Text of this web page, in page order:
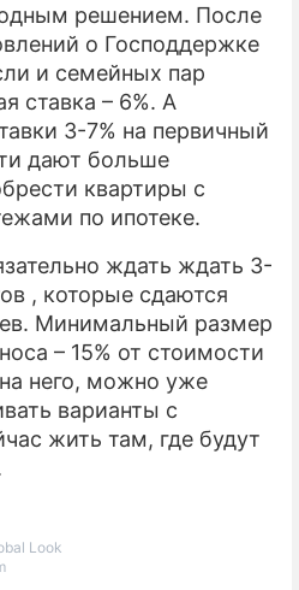
решением. После
о Господдержке
и семейных пар
ставка – 6%. А
3-7% на первичный
дают больше
квартиры с
по ипотеке.
ждать ждать 3-
, которые сдаются
Минимальный размер
– 15% от стоимости
него, можно уже
варианты с
жить там, где будут
Look